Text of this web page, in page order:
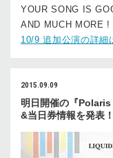
YOUR SONG IS
AND MUCH MORE !
10/9 追加公演の詳細
2015.09.09
明日開催の『
&当日券情報を発表！